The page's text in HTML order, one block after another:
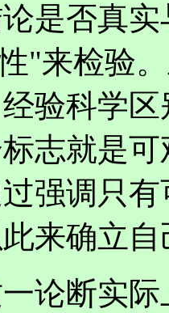
是否真
"来检验
验科学
志就是
强调只
来确立
断实际